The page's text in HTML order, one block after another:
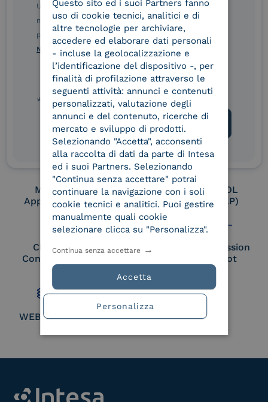
Conservatore
qualificato
UNI EN ISO 37001
UNI EN ISO 9001 UNI EN ISO 27001
UNI EN ISO 27017 UNI EN ISO 27018
Membro Adobe
Approved Trust List
Certified PEPPOL
Access Point (AP)
Cloud Signature
Consortium Member
European Commission
Large Scale Pilot
Member
WEBUILD Consortium
Ulteriori informazioni sulle procedure sono disponibili
nelle Norme di tutela della privacy INTESA. Inoltrando il
presente modulo, dichiaro di aver letto e compreso le
Norme di tutela della privacy INTESA
.
* campo obbligatorio
ITALIAN
Questo sito ed i suoi Partners fanno
uso di cookie tecnici, analitici e di
altre tecnologie per archiviare,
accedere ed elaborare dati personali
- incluse la geolocalizzazione e
l’identificazione del dispositivo -, per
finalità di profilazione attraverso le
seguenti attività: annunci e contenuti
personalizzati, valutazione degli
annunci e del contenuto, ricerche di
mercato e sviluppo di prodotti.
Selezionando "Accetta", acconsenti
alla raccolta di dati da parte di Intesa
ed i suoi Partners. Selezionando
"Continua senza accettare" potrai
continuare la navigazione con i soli
cookie tecnici e analitici. Puoi gestire
manualmente quali cookie
selezionare clicca su "Personalizza".
Accetta
Continua senza accettare
Personalizza